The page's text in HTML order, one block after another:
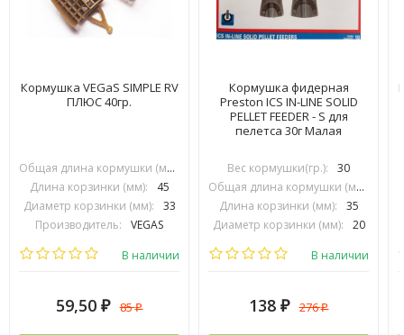
Кормушка VEGaS SIMPLE RV
ПЛЮС 40гр.
Общая длина кормушки (мм):
Длина корзинки (мм):
45
Диаметр корзинки (мм):
33
Производитель:
VEGAS
В наличии
59,50 ₽ 85₽
Кормушка фидерная
Preston ICS IN-LINE SOLID
PELLET FEEDER - S для
пелетса 30г Малая
Вес кормушки(гр.):
30
Общая длина кормушки (мм):
Длина корзинки (мм):
35
Диаметр корзинки (мм):
20
Производитель:
В наличии
138 ₽ 276₽